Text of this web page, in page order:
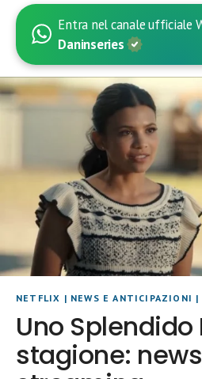
Entra nel canale ufficiale
Daninseries
NETFLIX | NEWS E ANTICIPAZIONI |
Uno Splendido
stagione: